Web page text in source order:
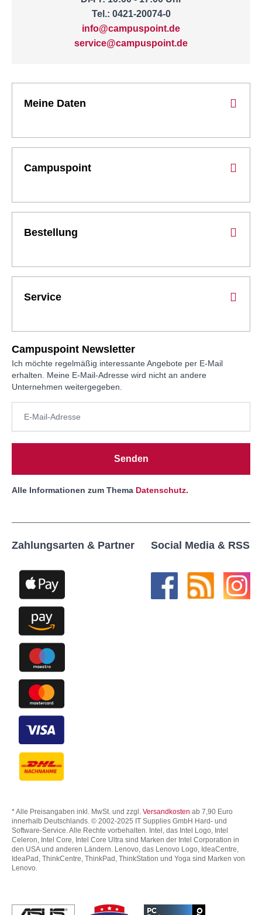
Tel.: 0421-20074-0
info@campuspoint.de
service@campuspoint.de
Meine Daten
Campuspoint
Bestellung
Service
Campuspoint Newsletter
Ich möchte regelmäßig interessante Angebote per E-Mail
erhalten. Meine E-Mail-Adresse wird nicht an andere
Unternehmen weitergegeben.
Senden
Alle Informationen zum Thema Datenschutz.
Zahlungsarten & Partner Social Media & RSS
* Alle Preisangaben inkl. MwSt. und zzgl. Versandkosten ab 7,90 Euro
innerhalb Deutschlands. © 2002-2025 IT Supplies GmbH Hard- und
Software-Service. Alle Rechte vorbehalten. Intel, das Intel Logo, Intel
Celeron, Intel Core, Intel Core Ultra sind Marken der Intel Corporation in
den USA und anderen Ländern. Lenovo, das Lenovo Logo, IdeaCentre,
IdeaPad, ThinkCentre, ThinkPad, ThinkStation und Yoga sind Marken von
Lenovo.